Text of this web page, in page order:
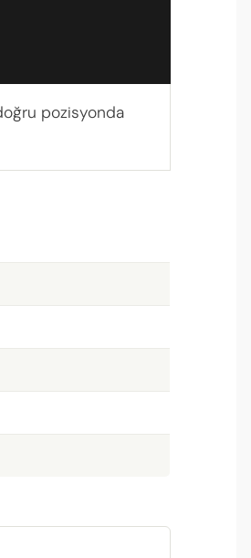
pozisyonda